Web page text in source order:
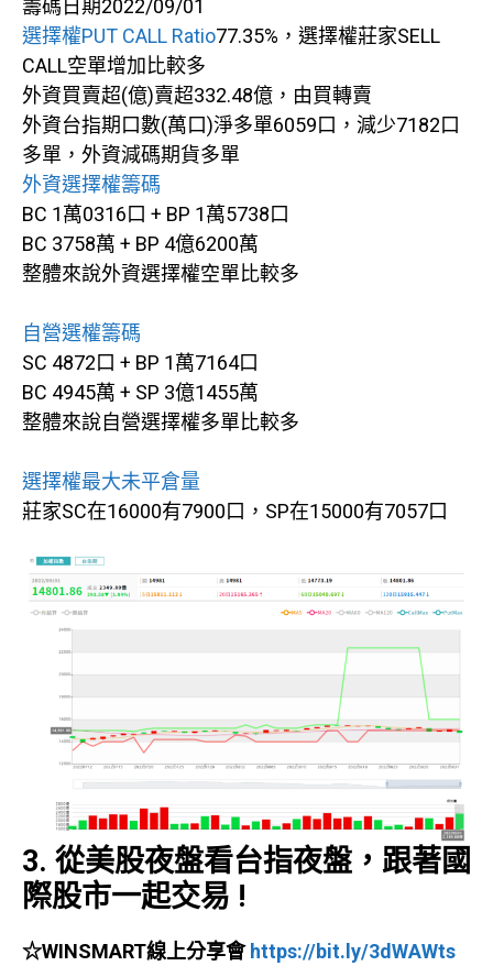
籌碼日期2022/09/01
選擇權PUT CALL Ratio77.35%，選擇權莊家SELL
CALL空單增加比較多
外資買賣超(億)賣超332.48億，由買轉賣
外資台指期口數(萬口)淨多單6059口，減少7182口
多單，外資減碼期貨多單
外資選擇權籌碼
BC 1萬0316口 + BP 1萬5738口
BC 3758萬 + BP 4億6200萬
整體來說外資選擇權空單比較多
自營選權籌碼
SC 4872口 + BP 1萬7164口
BC 4945萬 + SP 3億1455萬
整體來說自營選擇權多單比較多
選擇權最大未平倉量
莊家SC在16000有7900口，SP在15000有7057口
3. 從美股夜盤看台指夜盤，跟著國
際股市一起交易 !
☆WINSMART線上分享會https://bit.ly/3dWAWts